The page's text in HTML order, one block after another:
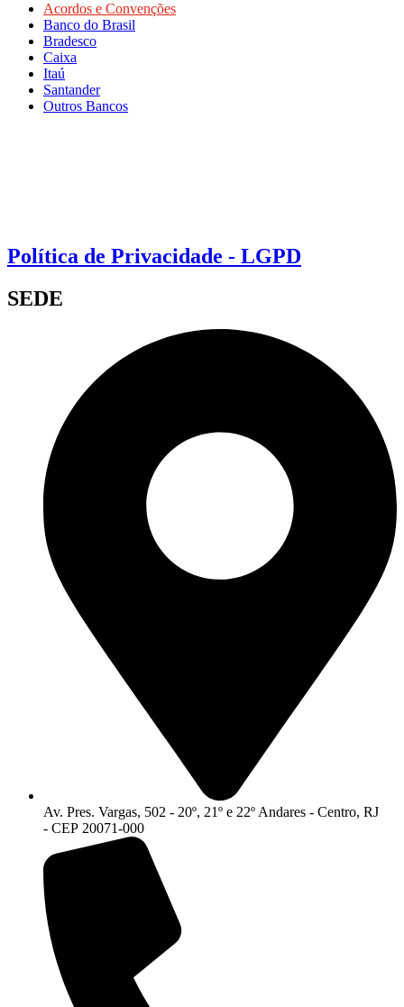
Acordos e Convenções
Banco do Brasil
Bradesco
Caixa
Itaú
Santander
Outros Bancos
Política de Privacidade - LGPD
SEDE
Av. Pres. Vargas, 502 - 20º, 21º e 22º Andares - Centro, RJ
- CEP 20071-000